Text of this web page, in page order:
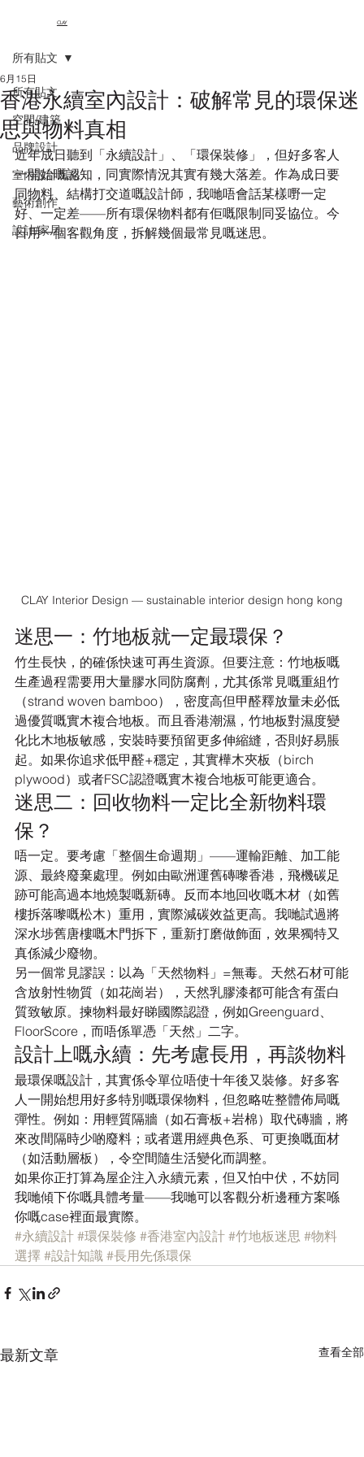
CLAY
所有貼文
空間/建築
品牌設計
室內設計風格
藝術創作
設計/家居
所有貼文
香港永續室內設計：破解常見的環保迷
思與物料真相
6月15日
近年成日聽到「永續設計」、「環保裝修」，但好多客人
一開始嘅認知，同實際情況其實有幾大落差。作為成日要
同物料、結構打交道嘅設計師，我哋唔會話某樣嘢一定
好、一定差——所有環保物料都有佢嘅限制同妥協位。今
日用一個客觀角度，拆解幾個最常見嘅迷思。
CLAY Interior Design — sustainable interior design hong kong
迷思一：竹地板就一定最環保？
竹生長快，的確係快速可再生資源。但要注意：竹地板嘅
生產過程需要用大量膠水同防腐劑，尤其係常見嘅重組竹
（strand woven bamboo），密度高但甲醛釋放量未必低
過優質嘅實木複合地板。而且香港潮濕，竹地板對濕度變
化比木地板敏感，安裝時要預留更多伸縮縫，否則好易脹
起。如果你追求低甲醛+穩定，其實樺木夾板（birch
plywood）或者FSC認證嘅實木複合地板可能更適合。
迷思二：回收物料一定比全新物料環
保？
唔一定。要考慮「整個生命週期」——運輸距離、加工能
源、最終廢棄處理。例如由歐洲運舊磚嚟香港，飛機碳足
跡可能高過本地燒製嘅新磚。反而本地回收嘅木材（如舊
樓拆落嚟嘅松木）重用，實際減碳效益更高。我哋試過將
深水埗舊唐樓嘅木門拆下，重新打磨做飾面，效果獨特又
真係減少廢物。
另一個常見謬誤：以為「天然物料」=無毒。天然石材可能
含放射性物質（如花崗岩），天然乳膠漆都可能含有蛋白
質致敏原。揀物料最好睇國際認證，例如Greenguard、
FloorScore，而唔係單憑「天然」二字。
設計上嘅永續：先考慮長用，再談物料
最環保嘅設計，其實係令單位唔使十年後又裝修。好多客
人一開始想用好多特別嘅環保物料，但忽略咗整體佈局嘅
彈性。例如：用輕質隔牆（如石膏板+岩棉）取代磚牆，將
來改間隔時少啲廢料；或者選用經典色系、可更換嘅面材
（如活動層板），令空間隨生活變化而調整。
如果你正打算為屋企注入永續元素，但又怕中伏，不妨同
我哋傾下你嘅具體考量——我哋可以客觀分析邊種方案喺
你嘅case裡面最實際。
#永續設計 #環保裝修 #香港室內設計 #竹地板迷思 #物料
選擇 #設計知識 #長用先係環保
最新文章 查看全部